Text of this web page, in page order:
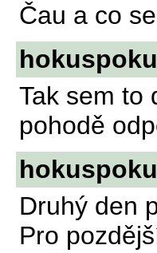
Čau a co
Tak sem to
pohodě
Druhý den
Pro